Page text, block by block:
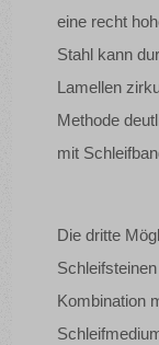
eine recht
Stahl kann
Lamellen
Methode
mit
Die dritte
Kombination